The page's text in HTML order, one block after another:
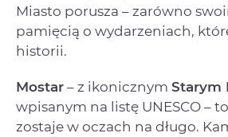
Miasto porusza – zarówno
pamięcią o wydarzeniach,
historii.
Mostar – z ikonicznym Starym
wpisanym na listę UNESCO –
zostaje w oczach na długo.